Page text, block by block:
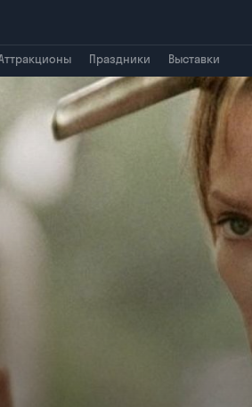
Праздники Выставки